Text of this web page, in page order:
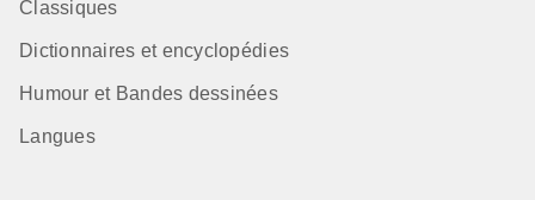
Classiques
Dictionnaires et encyclopédies
Humour et Bandes dessinées
Langues